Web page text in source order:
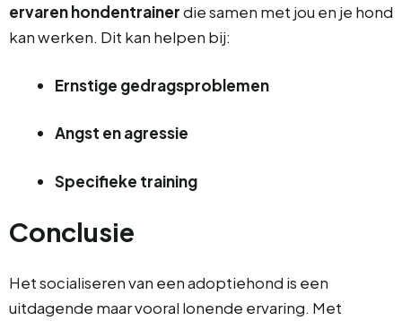
ervaren hondentrainerdie samen met jou en je hond
kan werken. Dit kan helpen bij:
Ernstige gedragsproblemen
Angst en agressie
Specifieke training
Conclusie
Het socialiseren van een adoptiehond is een
uitdagende maar vooral lonende ervaring. Met